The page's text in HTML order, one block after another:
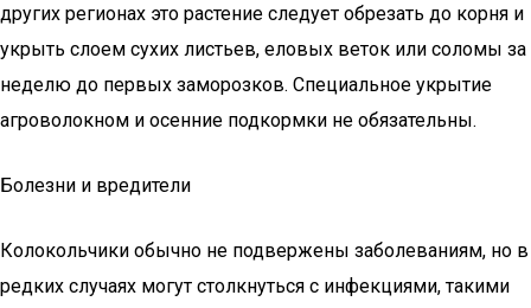
других регионах это растение следует обрезать до корня и
укрыть слоем сухих листьев, еловых веток или соломы за
неделю до первых заморозков. Специальное укрытие
агроволокном и осенние подкормки не обязательны.
Болезни и вредители
Колокольчики обычно не подвержены заболеваниям, но в
редких случаях могут столкнуться с инфекциями, такими